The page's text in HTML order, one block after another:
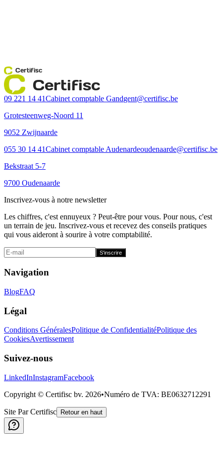
Certifisc
Certifisc
09 221 14 41Cabinet comptable Gandgent@certifisc.be
Grotesteenweg-Noord 11
9052 Zwijnaarde
055 30 14 41Cabinet comptable Audenardeoudenaarde@certifisc.be
Bekstraat 5-7
9700 Oudenaarde
Inscrivez-vous à notre newsletter
Les chiffres, c'est ennuyeux ? Peut-être pour vous. Pour nous, c'est
un terrain de jeu. Inscrivez-vous et recevez des conseils pratiques
qui vous aideront à sourire à votre comptabilité.
S'inscrire
Navigation
BlogFAQ
Légal
Conditions GénéralesPolitique de ConfidentialitéPolitique des
CookiesAvertissement
Suivez-nous
LinkedInInstagramFacebook
Copyright © Certifisc bv. 2026•Numéro de TVA: BE0632712291
Site Par Certifisc Retour en haut